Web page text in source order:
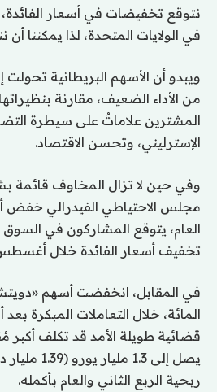
نتوقع تخفيضات في أسعار
في الولايات المتحدة، لذا يمكننا أن
ويبدو أن الأسهم البريطانية
من الأداء الضعيف، مقارنة
المشترين علاماتٌ على سيطرة
الإسترليني، وتحسن الاقتصاد.
وفي حين لا تزال المخاوف قائمة
مجلس الاحتياطي الفيدرالي خفض
العام، يتوقع المشاركون في السوق
تخفيف أسعار الفائدة خلال
المائة، خلال التعاملات المبكرة بعد
قضائية طويلة الأمد قد تكلف أكبر
يصل إلى 1.3
ربحية الربع الثاني والعام بأكمله.